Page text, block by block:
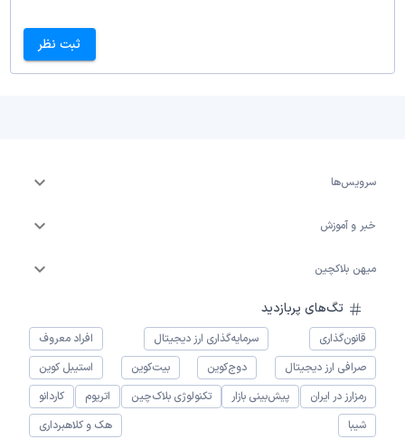
ثبت نظر
سرویس‌ها
خبر و آموزش
میهن بلاکچین
تگ‌های پربازدید
قانون‌گذاری سرمایه‌گذاری ارز دیجیتال
افراد معروف
صرافی ارز دیجیتال
دوج‌کوین بیت‌کوین
استیبل کوین
رمزارز در ایران
پیش‌بینی بازار تکنولوژی بلاک‌چین اتریوم
کاردانو
شیبا
هک و کلاهبرداری